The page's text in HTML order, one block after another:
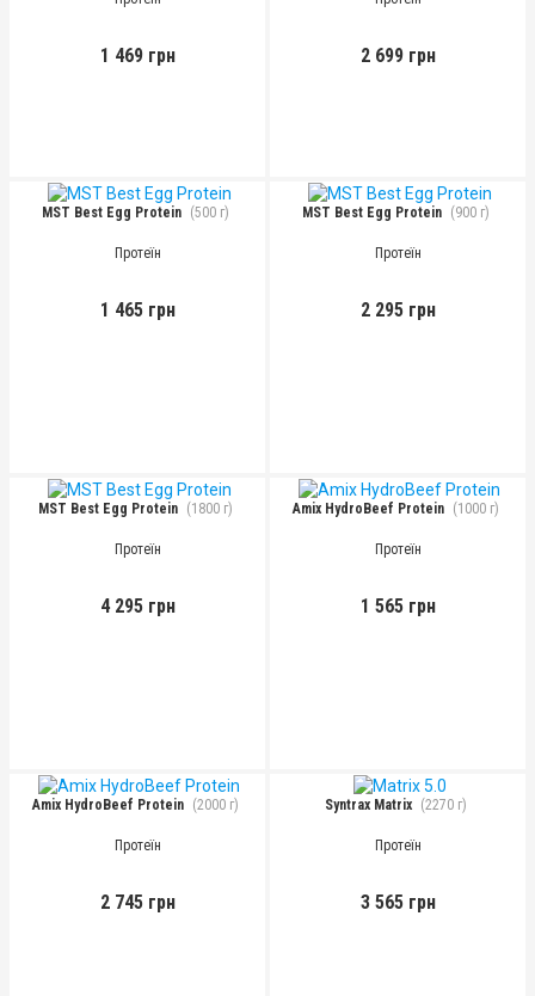
1 469 грн 2 699 грн
MST Best Egg Protein (500 г)
Протеїн
1 465 грн
MST Best Egg Protein (900 г)
Протеїн
2 295 грн
MST Best Egg Protein (1800 г)
Протеїн
4 295 грн
Amix HydroBeef Protein (1000 г)
Протеїн
1 565 грн
Amix HydroBeef Protein (2000 г)
Протеїн
2 745 грн
Syntrax Matrix (2270 г)
Протеїн
3 565 грн